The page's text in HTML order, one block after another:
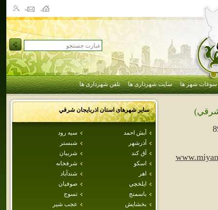
سوغات شهر ها سایت شهرداری ها تلفن شهرداری ها
سایر شهرهای استاناذربايجان شرقي
آبش احمد
سيه رود
آذرشهر
شبستر
آق كند
شربيان
اسكو
شرفخانه
اهر
شندآباد
ايلخچي
صوفيان
باسمنج
تسوج
بخشايش
عجب شير
شرقي)